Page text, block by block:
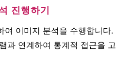
진행하기
여 이미지 분석을 수행합니다.
과 연계하여 통계적 접근을 고